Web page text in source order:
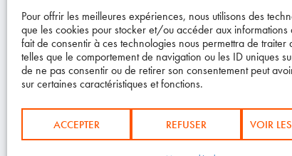
Pour offrir les meilleures expériences, nous utilisons des
que les cookies pour stocker et/ou accéder aux informations
fait de consentir à ces technologies nous permettra de traiter
telles que le comportement de navigation ou les ID uniques
de ne pas consentir ou de retirer son consentement peut
sur certaines caractéristiques et fonctions.
ACCEPTER REFUSER VOIR
LIRE LA